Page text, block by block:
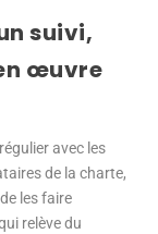
suivi,
œuvre
avec les
de la charte,
les faire
relève du